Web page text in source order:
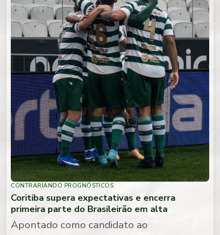
CONTRARIANDO PROGNÓSTICOS
Coritiba supera expectativas e encerra
primeira parte do Brasileirão em alta
Apontado como candidato ao